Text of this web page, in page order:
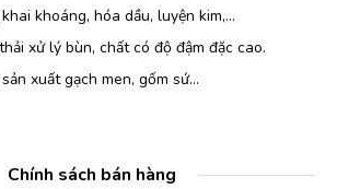
khoáng, hóa dầu, luyện kim,…
xử lý bùn, chất có độ đậm đặc cao.
xuất gạch men, gốm sứ…
Chính sách bán hàng